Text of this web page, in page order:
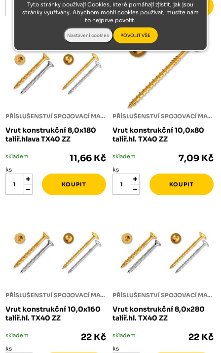
PŘÍSLUŠENSTVÍ SPOJOVACÍ MATERIÁL
Vrut konstrukční 8,0x180
talíř.hlava TX40 ZZ
skladem 11,66 Kč
ks
PŘÍSLUŠENSTVÍ SPOJOVACÍ MATERIÁL
Vrut konstrukční 10,0x80
talíř.hl. TX40 ZZ
skladem 7,09 Kč
ks
PŘÍSLUŠENSTVÍ SPOJOVACÍ MATERIÁL
Vrut konstrukční 10,0x160
talíř.hl. TX40 ZZ
skladem 22 Kč
ks
PŘÍSLUŠENSTVÍ SPOJOVACÍ MATERIÁL
Vrut konstrukční 8,0x280
talíř.hl. TX40 ZZ
skladem 22 Kč
ks
Tyto stránky používají Cookies, které pomáhají zjistit, jak jsou
stránky využívány. Abychom mohli cookies používat, musíte nám
to nejprve povolit.